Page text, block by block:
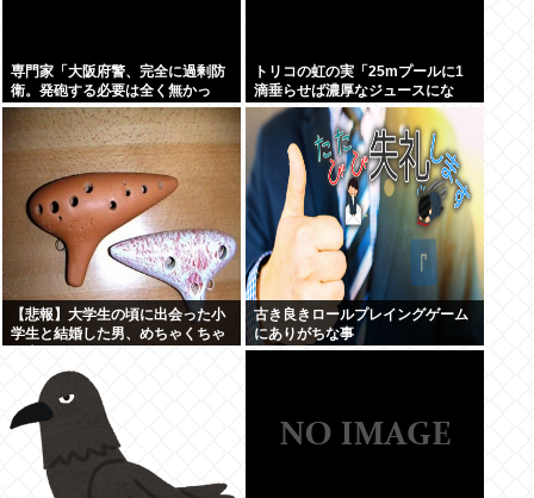
専門家「大阪府警、完全に過剰防
衛。発砲する必要は全く無かっ
た」
トリコの虹の実「25mプールに1
滴垂らせば濃厚なジュースにな
る」←んっ？
【悲報】大学生の頃に出会った小
学生と結婚した男、めちゃくちゃ
古き良きロールプレイングゲーム
にありがちな事